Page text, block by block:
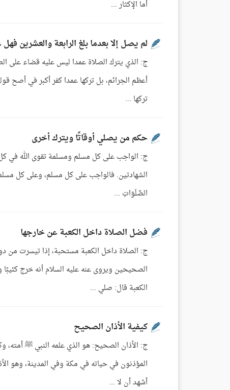
أما الإكثار ...
لم يصل إلا بعدما بلغ الرابعة والعشرين
ج: الذي يترك الصلاة عمدا ليس عليه قضاء على
أعظم الجرائم، بل تركها عمدا كفر أكبر في أصح
تركها ...
حكم من يصلي أوقاتًا ويترك أخرى
ج: الواجب على كل مسلم ومسلمة تقوى الله في
الصَّلَوَاتِ ...
فضل الصلاة داخل الكعبة عن خارجها
ج: الصلاة داخل الكعبة مستحبة، إذا تيسرت من
الصحيحين ويروى عنه عليه السلام أنه خرج
الكعبة قال: صلي ...
كيفية الأذان الصحيح
ج: الأذان الصحيح: هو الذي علمه النبي ﷺ أمته،
المؤذنون في حياته في مكة وفي المدينة، وهو
أشهد أن لا ...